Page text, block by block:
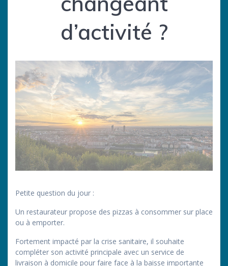
d’activité ?
Petite question du jour :
Un restaurateur propose des pizzas à consommer sur place
ou à emporter.
Fortement impacté par la crise sanitaire, il souhaite
compléter son activité principale avec un service de
livraison à domicile pour faire face à la baisse importante